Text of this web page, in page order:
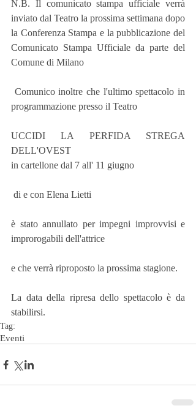
N.B. Il comunicato stampa ufficiale verrà
inviato dal Teatro la prossima settimana dopo
la Conferenza Stampa e la pubblicazione del
Comunicato Stampa Ufficiale da parte del
Comune di Milano
programmazione presso il Teatro
UCCIDI LA PERFIDA STREGA
DELL'OVEST
in cartellone dal 7 all' 11 giugno
di e con Elena Lietti
è stato annullato per impegni improvvisi e
improrogabili dell'attrice
e che verrà riproposto la prossima stagione.
La data della ripresa dello spettacolo è da
stabilirsi.
Tag:
Eventi